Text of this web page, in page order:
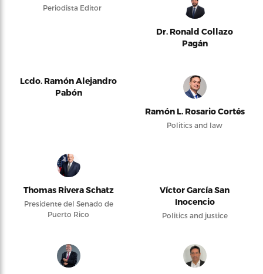
Periodista Editor
Dr. Ronald Collazo
Pagán
Lcdo. Ramón Alejandro
Pabón
Ramón L. Rosario Cortés
Politics and law
Thomas Rivera Schatz
Presidente del Senado de
Puerto Rico
Víctor García San
Inocencio
Politics and justice